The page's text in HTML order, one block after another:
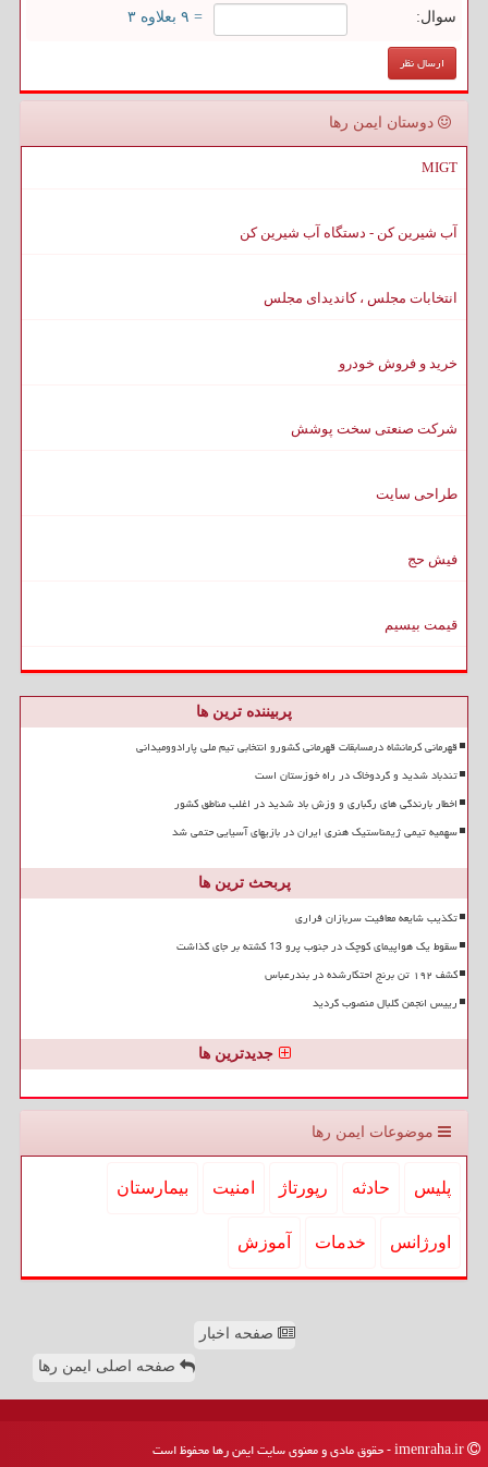
سوال: = ۹ بعلاوه ۳
دوستان ایمن رها
MIGT
آب شیرین کن - دستگاه آب شیرین کن
انتخابات مجلس ، کاندیدای مجلس
خرید و فروش خودرو
شرکت صنعتی سخت پوشش
طراحی سایت
فیش حج
قیمت بیسیم
پربیننده ترین ها
قهرمانی کرمانشاه درمسابقات قهرمانی کشورو انتخابی تیم ملی پارادوومیدانی
تندباد شدید و گردوخاک در راه خوزستان است
اخطار بارندگی های رگباری و وزش باد شدید در اغلب مناطق کشور
سهمیه تیمی ژیمناستیک هنری ایران در بازیهای آسیایی حتمی شد
پربحث ترین ها
تکذیب شایعه معافیت سربازان فراری
سقوط یک هواپیمای کوچک در جنوب پرو 13 کشته بر جای گذاشت
کشف ۱۹۲ تن برنج احتکارشده در بندرعباس
رییس انجمن گلبال منصوب گردید
جدیدترین ها
موضوعات ایمن رها
پلیس حادثه رپورتاژ امنیت بیمارستان
اورژانس خدمات آموزش
صفحه اخبار
صفحه اصلی ایمن رها